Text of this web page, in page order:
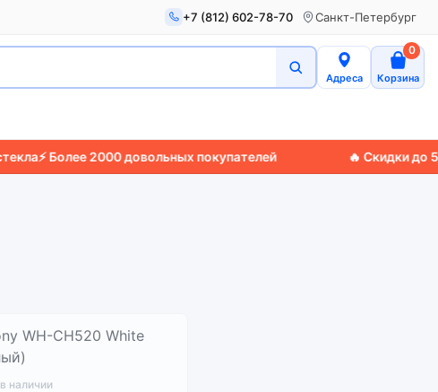
+7 (812) 602-78-70 Санкт-Петербург
Адреса Корзина
0
⚡ Более 2000 довольных покупателей 🔥 Скидки до 50%
наличии